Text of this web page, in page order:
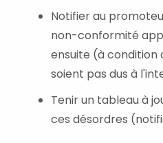
Notifier au
non-conformité
ensuite (à condition
soient pas dus à
Tenir un tableau à
ces désordres